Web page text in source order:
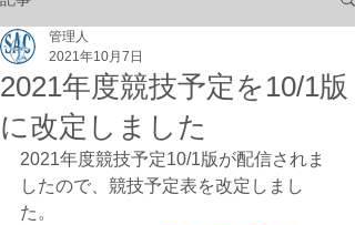
2021年度競技予定を10/1版
に改定しました
管理人
2021年10月7日
2021年度競技予定10/1版が配信されま
したので、競技予定表を改定しまし
た。